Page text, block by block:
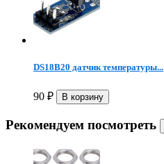
DS18B20 датчик температуры...
90 ₽
Рекомендуем посмотреть